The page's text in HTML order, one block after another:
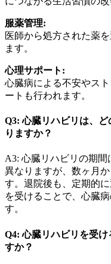
服薬管理:
医師から処方された薬
ます。
心理サポート:
心臓病による不安やス
ートも行われます。
Q3: 心臓リハビリは、
りますか？
A3: 心臓リハビリの期
異なりますが、数ヶ月
す。退院後も、定期的
を受けることで、心臓
す。
Q4: 心臓リハビリを受
すか？